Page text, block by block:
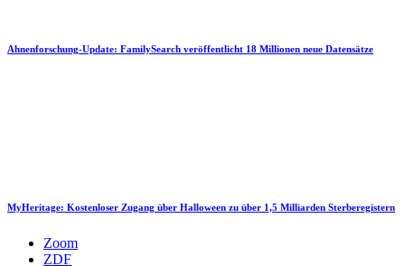
Ahnenforschung-Update: FamilySearch veröffentlicht 18 Millionen neue Datensätze
MyHeritage: Kostenloser Zugang über Halloween zu über 1,5 Milliarden Sterberegistern
Zoom
ZDF